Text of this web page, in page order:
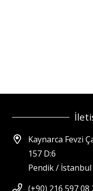
Kaynarca Fevzi
157 D:6
Pendik / İstanbul
(+90) 216 597 08